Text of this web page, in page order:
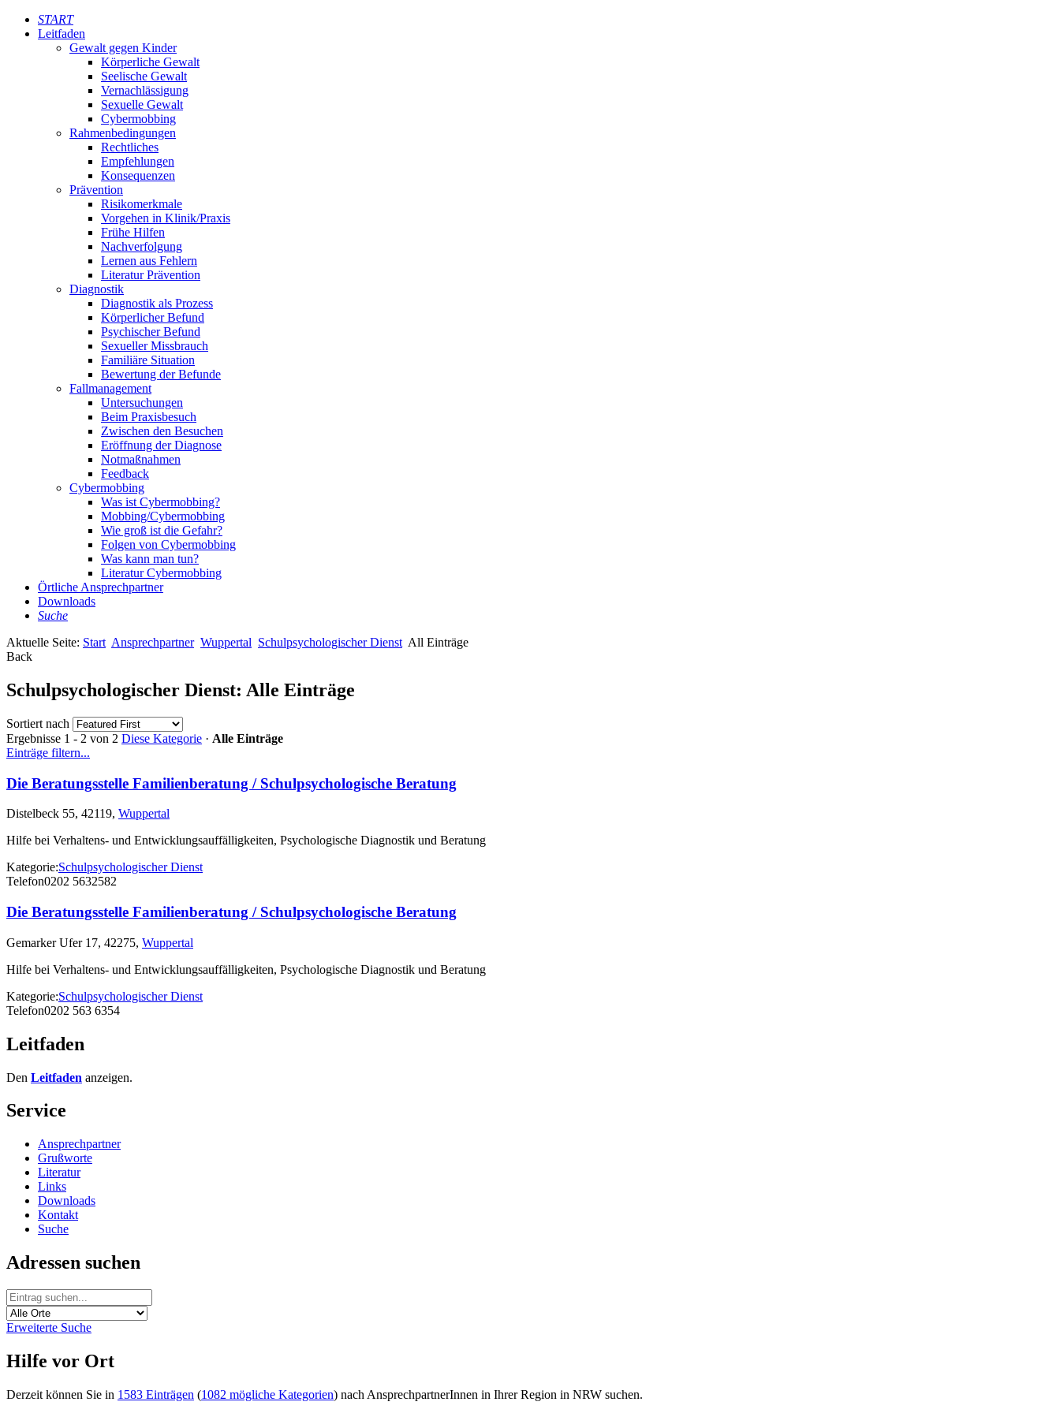
START
Leitfaden
Gewalt gegen Kinder
Körperliche Gewalt
Seelische Gewalt
Vernachlässigung
Sexuelle Gewalt
Cybermobbing
Rahmenbedingungen
Rechtliches
Empfehlungen
Konsequenzen
Prävention
Risikomerkmale
Vorgehen in Klinik/Praxis
Frühe Hilfen
Nachverfolgung
Lernen aus Fehlern
Literatur Prävention
Diagnostik
Diagnostik als Prozess
Körperlicher Befund
Psychischer Befund
Sexueller Missbrauch
Familiäre Situation
Bewertung der Befunde
Fallmanagement
Untersuchungen
Beim Praxisbesuch
Zwischen den Besuchen
Eröffnung der Diagnose
Notmaßnahmen
Feedback
Cybermobbing
Was ist Cybermobbing?
Mobbing/Cybermobbing
Wie groß ist die Gefahr?
Folgen von Cybermobbing
Was kann man tun?
Literatur Cybermobbing
Örtliche Ansprechpartner
Downloads
Suche
Aktuelle Seite: Start Ansprechpartner Wuppertal Schulpsychologischer Dienst All Einträge
Back
Schulpsychologischer Dienst: Alle Einträge
Sortiert nach
Ergebnisse 1 - 2 von 2 Diese Kategorie · Alle Einträge
Einträge filtern...
Die Beratungsstelle Familienberatung / Schulpsychologische Beratung
Distelbeck 55, 42119, Wuppertal
Hilfe bei Verhaltens- und Entwicklungsauffälligkeiten, Psychologische Diagnostik und Beratung
Kategorie:Schulpsychologischer Dienst
Telefon0202 5632582
Die Beratungsstelle Familienberatung / Schulpsychologische Beratung
Gemarker Ufer 17, 42275, Wuppertal
Hilfe bei Verhaltens- und Entwicklungsauffälligkeiten, Psychologische Diagnostik und Beratung
Kategorie:Schulpsychologischer Dienst
Telefon0202 563 6354
Leitfaden
Den Leitfaden anzeigen.
Service
Ansprechpartner
Grußworte
Literatur
Links
Downloads
Kontakt
Suche
Adressen suchen
Erweiterte Suche
Hilfe vor Ort
Derzeit können Sie in 1583 Einträgen (1082 mögliche Kategorien) nach AnsprechpartnerInnen in Ihrer Region in NRW suchen.